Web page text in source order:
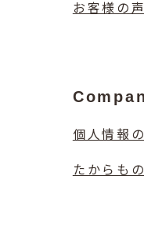
お客様の声
個人情報
たからも